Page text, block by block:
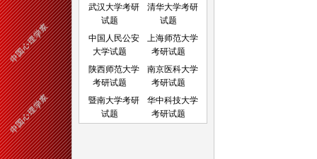
武汉大学考研
试题
清华大学考研
试题
中国人民公安
大学试题
上海师范大学
考研试题
陕西师范大学
考研试题
南京医科大学
考研试题
暨南大学考研
试题
华中科技大学
考研试题